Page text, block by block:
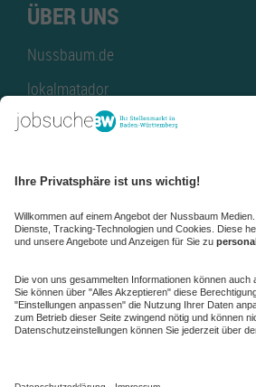
ÜBER UNS
Nussbaum.de
lokalmatador
kaufinBW
NussbaumID
Nussbaum Medien
de.jobble.org